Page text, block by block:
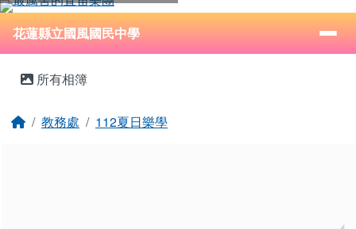
跳至主內容區
花蓮縣立國風國民中學
⏸
導覽列
花蓮縣立國風國民中學
所有相簿
回首頁
教務處 112夏日樂學